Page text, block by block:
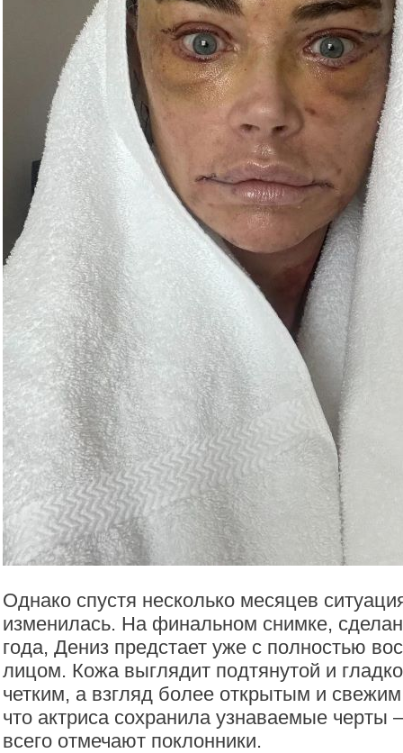
Однако спустя несколько месяцев
изменилась. На финальном снимке,
года, Дениз предстает уже с полностью
лицом. Кожа выглядит подтянутой и
четким, а взгляд более открытым и
что актриса сохранила узнаваемые
всего отмечают поклонники.